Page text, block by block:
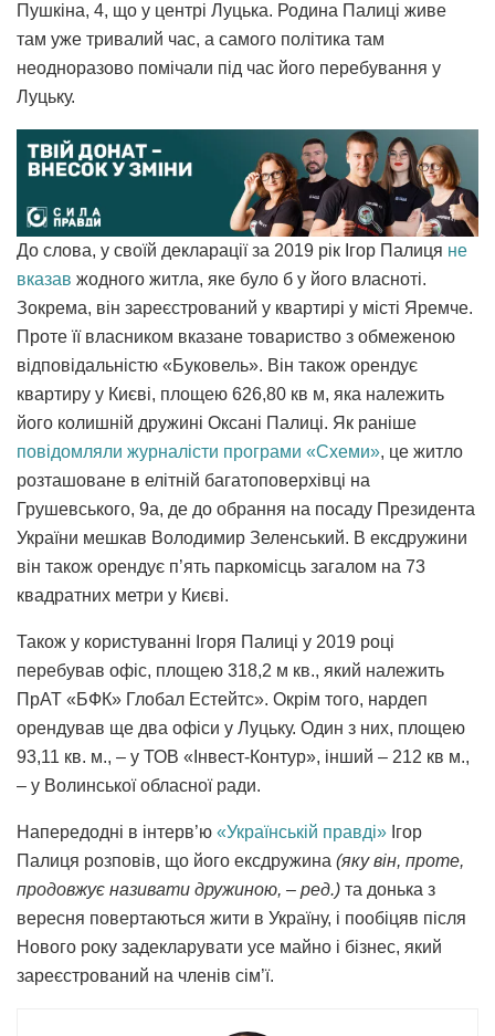
Пушкіна, 4, що у центрі Луцька. Родина Палиці живе
там уже тривалий час, а самого політика там
неодноразово помічали під час його перебування у
Луцьку.
До слова, у своїй декларації за 2019 рік Ігор Палиця не
вказав жодного житла, яке було б у його власноті.
Зокрема, він зареєстрований у квартирі у місті Яремче.
Проте її власником вказане товариство з обмеженою
відповідальністю «Буковель». Він також орендує
квартиру у Києві, площею 626,80 кв м, яка належить
його колишній дружині Оксані Палиці. Як раніше
повідомляли журналісти програми «Схеми», це житло
розташоване в елітній багатоповерхівці на
Грушевського, 9а, де до обрання на посаду Президента
України мешкав Володимир Зеленський. В ексдружини
він також орендує п’ять паркомісць загалом на 73
квадратних метри у Києві.
Також у користуванні Ігоря Палиці у 2019 році
перебував офіс, площею 318,2 м кв., який належить
ПрАТ «БФК» Глобал Естейтс». Окрім того, нардеп
орендував ще два офіси у Луцьку. Один з них, площею
93,11 кв. м., – у ТОВ «Інвест-Контур», інший – 212 кв м.,
– у Волинської обласної ради.
Напередодні в інтерв’ю «Українській правді» Ігор
Палиця розповів, що його ексдружина (яку він, проте,
продовжує називати дружиною, – ред.) та донька з
вересня повертаються жити в Україну, і пообіцяв після
Нового року задекларувати усе майно і бізнес, який
зареєстрований на членів сім’ї.